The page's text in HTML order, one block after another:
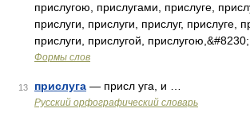
прислугою, прислугами, прислуге,
прислуги, прислуги, прислуг, прислуге,
прислуги, прислугой,
Формы слов
13 прислуга — присл уга, и …
Русский орфографический словарь